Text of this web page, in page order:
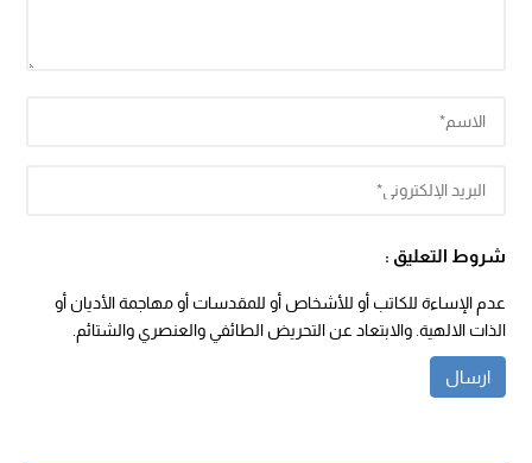
شروط التعليق :
عدم الإساءة للكاتب أو للأشخاص أو للمقدسات أو مهاجمة الأديان أو
الذات الالهية. والابتعاد عن التحريض الطائفي والعنصري والشتائم.